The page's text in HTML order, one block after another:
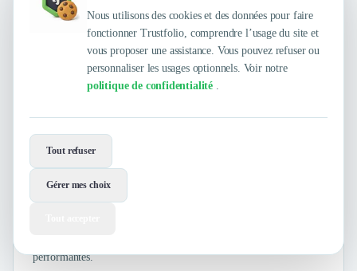
Nous utilisons des cookies et des données pour faire
fonctionner Trustfolio, comprendre l’usage du site et
vous proposer une assistance. Vous pouvez refuser ou
personnaliser les usages optionnels. Voir notre
politique de confidentialité .
Tout refuser
Gérer mes choix
Choosit
performantes.